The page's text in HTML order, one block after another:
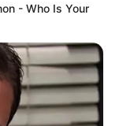
- Who Is Your